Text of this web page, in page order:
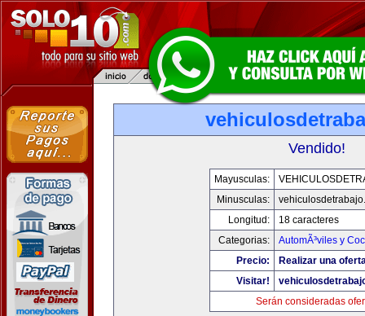
Vendido!
Mayusculas:
Minusculas:
Longitud:
18 caracteres
Categorias:
AutomÃ³viles y
Precio:
Realizar una
Visitar!
Serán consideradas